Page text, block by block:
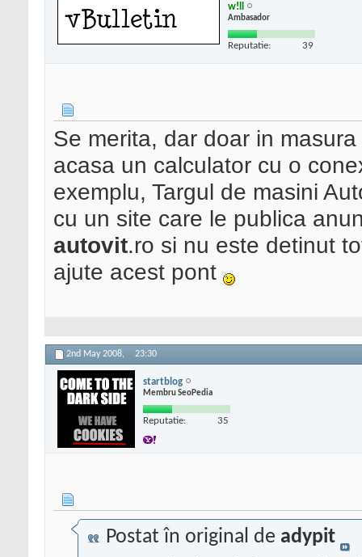
w!ll
Ambasador
Reputatie: 39
Se merita, dar doar in
acasa un calculator cu o
exemplu, Targul de masini
cu un site care le publica
autovit.ro si nu este detinut
ajute acest pont
2nd May 2008, 23:30
startblog
Membru SeoPedia
Reputatie: 35
Postat în original de adypit